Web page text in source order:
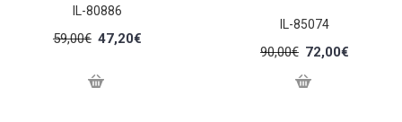
IL-80886
59,00€ 47,20€
IL-85074
90,00€ 72,00€